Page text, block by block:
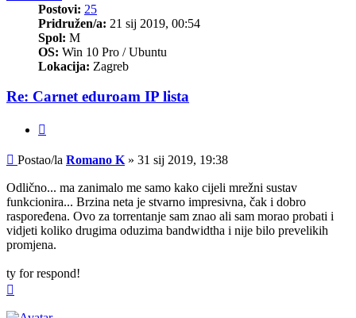
Postovi: 25
Pridružen/a: 21 sij 2019, 00:54
Spol: M
OS: Win 10 Pro / Ubuntu
Lokacija: Zagreb
Re: Carnet eduroam IP lista
Post
Postao/la Romano K » 31 sij 2019, 19:38
Odlično... ma zanimalo me samo kako cijeli mrežni sustav
funkcionira... Brzina neta je stvarno impresivna, čak i dobro
raspoređena. Ovo za torrentanje sam znao ali sam morao probati i
vidjeti koliko drugima oduzima bandwidtha i nije bilo prevelikih
promjena.
ty for respond!